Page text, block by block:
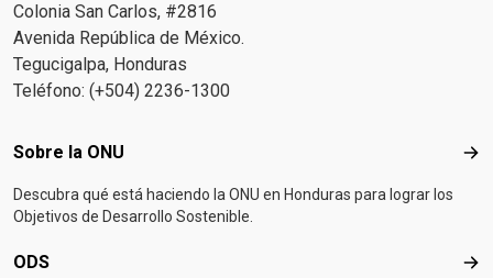
Colonia San Carlos, #2816
Avenida República de México.
Tegucigalpa, Honduras
Teléfono: (+504) 2236-1300
Footer menu
Sobre la ONU
Descubra qué está haciendo la ONU en Honduras para lograr los
Objetivos de Desarrollo Sostenible.
ODS